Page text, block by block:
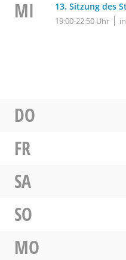
MI 13. Sitzung des
19:00-22:50 Uhr
DO
FR
SA
SO
MO